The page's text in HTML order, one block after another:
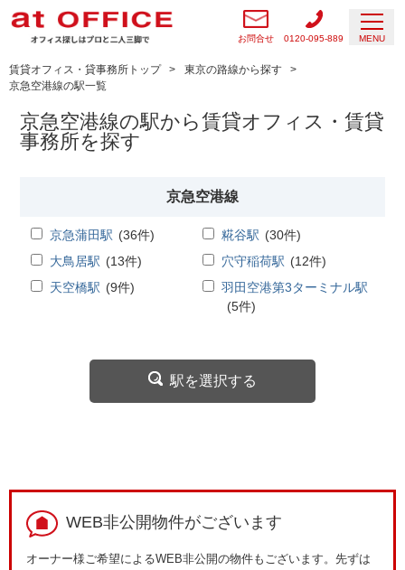
お問合せ 0120-095-889 MENU
賃貸オフィス・貸事務所トップ
東京の路線から探す
京急空港線の駅一覧
京急空港線の駅から賃貸オフィス・賃貸
事務所を探す
京急空港線
京急蒲田駅 (36件) 糀谷駅 (30件)
大鳥居駅 (13件) 穴守稲荷駅 (12件)
天空橋駅 (9件)
羽田空港第3ターミナル駅
(5件)
駅を選択する
WEB非公開物件がございます
オーナー様ご希望によるWEB非公開の物件もございます。先ずは